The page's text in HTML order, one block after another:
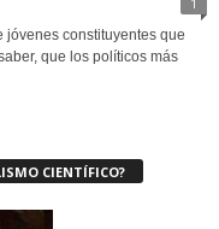
constituyentes que
que los políticos más
CIENTÍFICO?